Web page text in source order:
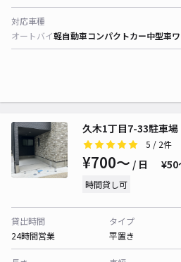
対応車種
オートバイ軽自動車コンパクトカー中型車
久木1丁目7-33駐車場
5 / 2件
¥700〜 / 日 ¥50
時間貸し可
貸出時間
24時間営業
タイプ
平置き